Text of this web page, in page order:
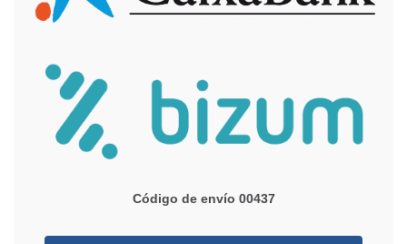
Código de envío 00437